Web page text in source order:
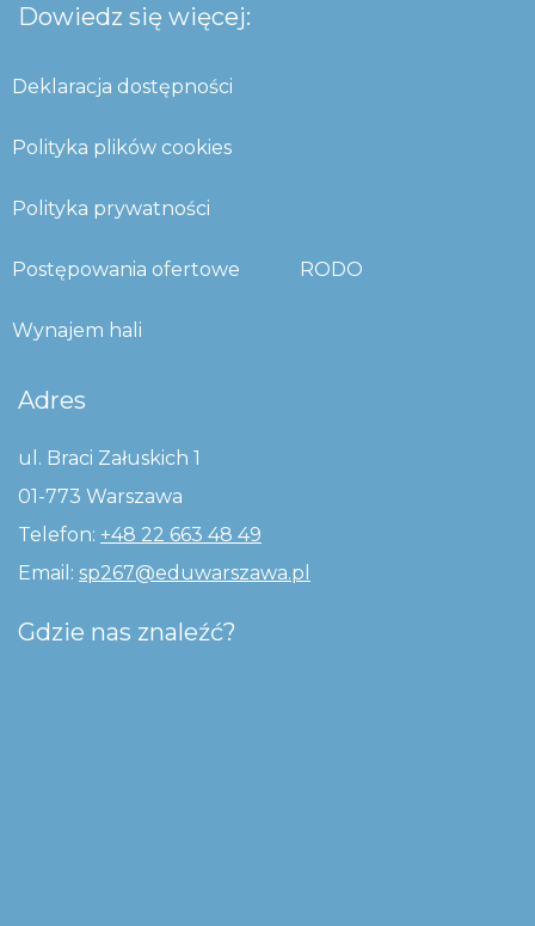
Dowiedz się więcej:
Deklaracja dostępności
Polityka plików cookies
Polityka prywatności
Postępowania ofertowe RODO
Wynajem hali
Adres
ul. Braci Załuskich 1
01-773 Warszawa
Telefon: +48 22 663 48 49
Email: sp267@eduwarszawa.pl
Gdzie nas znaleźć?